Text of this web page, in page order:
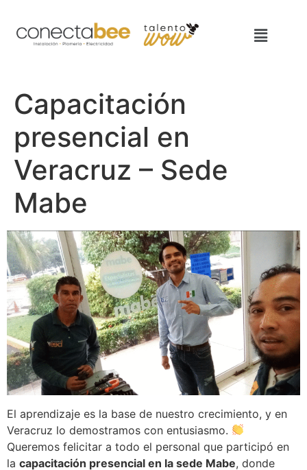
Capacitación
presencial en
Veracruz – Sede
Mabe
El aprendizaje es la base de nuestro crecimiento, y en
Veracruz lo demostramos con entusiasmo.
Queremos felicitar a todo el personal que participó en
la capacitación presencial en la sede Mabe, donde